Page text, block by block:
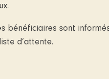
bénéficiaires sont
d’attente.